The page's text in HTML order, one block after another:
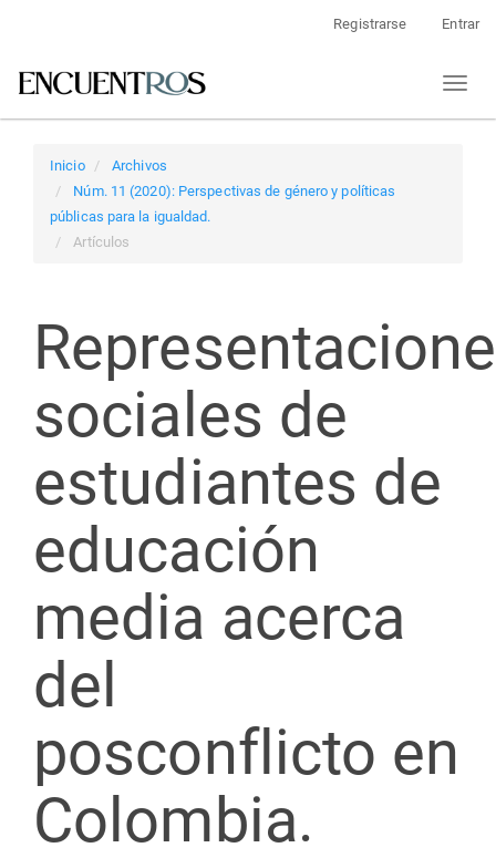
principal
Registrarse Entrar
Toggle
Inicio
Archivos
Núm. 11 (2020): Perspectivas de género y políticas
públicas para la igualdad.
Artículos
sociales de
estudiantes de
educación
media acerca
del
posconflicto en
Colombia.